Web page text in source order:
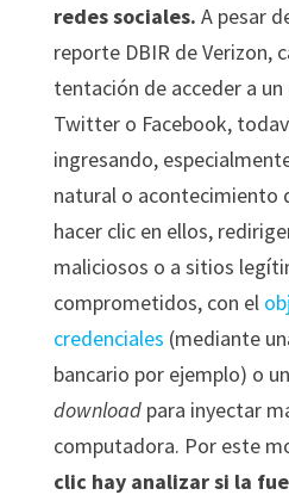
redes sociales. A pesar
reporte DBIR de Verizon,
tentación de acceder a
Twitter o Facebook,
ingresando,
natural o acontecimiento
hacer clic en ellos,
maliciosos o a sitios
comprometidos, con el
credenciales (mediante
bancario por ejemplo) o un
downloadpara inyectar
computadora. Por este
clic hay analizar si la